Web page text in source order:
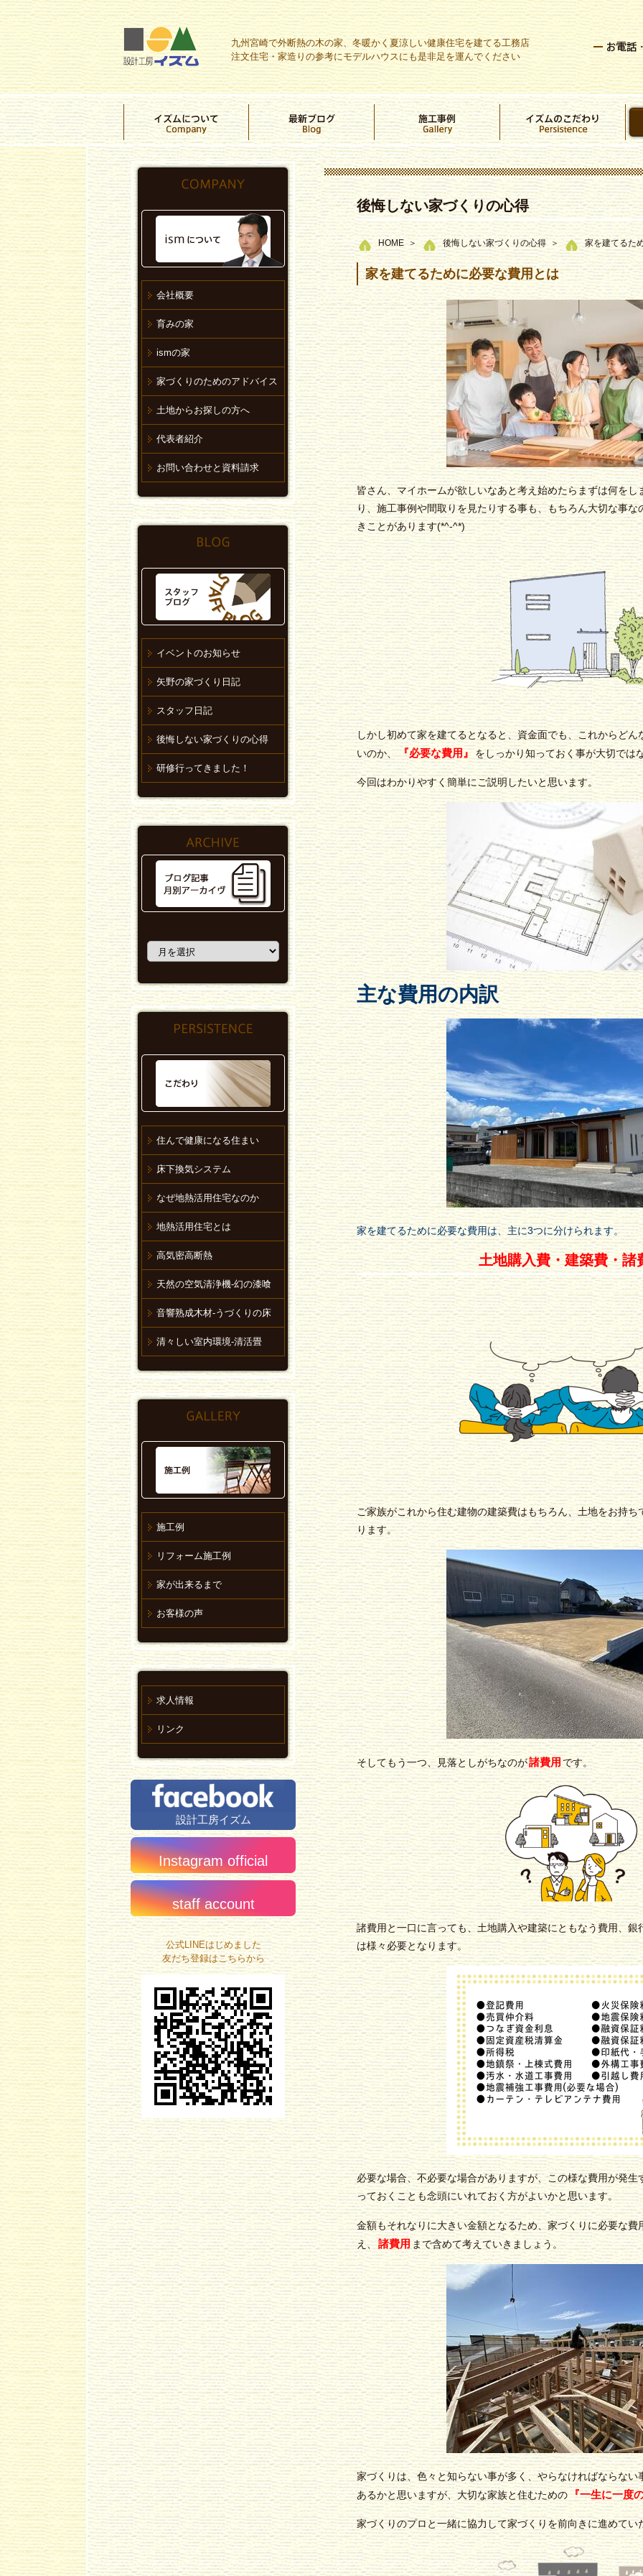
九州宮崎で外断熱の木の家、冬暖かく夏涼しい健康住宅を建てる工務店
注文住宅・家造りの参考にモデルハウスにも是非足を運んでください
後悔しない家づくりの心得
HOME 後悔しない家づくりの心得 家を建てるた
家を建てるために必要な費用とは
皆さん、マイホームが欲しいなあと考え始めたらまずは何をし
り、施工事例や間取りを見たりする事も、もちろん大切な事
きことがあります(*^-^*)
しかし初めて家を建てるとなると、資金面でも、これからど
いのか、 『必要な費用』をしっかり知っておく事が大切では
今回はわかりやすく簡単にご説明したいと思います。
主な費用の内訳
家を建てるために必要な費用は、主に3つに分けられます。
土地購入費・建築費・諸
ご家族がこれから住む建物の建築費はもちろん、土地をお持
ります。
そしてもう一つ、見落としがちなのが諸費用です。
諸費用と一口に言っても、土地購入や建築にともなう費用、
は様々必要となります。
必要な場合、不必要な場合がありますが、この様な費用が発
っておくことも念頭にいれておく方がよいかと思います。
金額もそれなりに大きい金額となるため、家づくりに必要な費
え、諸費用まで含めて考えていきましょう。
家づくりは、色々と知らない事が多く、やらなければならな
あるかと思いますが、大切な家族と住むための『一生に一度
家づくりのプロと一緒に協力して家づくりを前向きに進めてい
会社概要
育みの家
ismの家
家づくりのためのアドバイス
土地からお探しの方へ
代表者紹介
お問い合わせと資料請求
イベントのお知らせ
矢野の家づくり日記
スタッフ日記
後悔しない家づくりの心得
研修行ってきました！
住んで健康になる住まい
床下換気システム
なぜ地熱活用住宅なのか
地熱活用住宅とは
高気密高断熱
天然の空気清浄機-幻の漆喰
音響熟成木材-うづくりの床
清々しい室内環境-清活畳
施工例
リフォーム施工例
家が出来るまで
お客様の声
求人情報
リンク
設計工房イズム
Instagram official
staff account
公式LINEはじめました
友だち登録はこちらから